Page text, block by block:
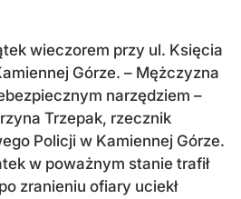
wieczorem przy ul. Księcia
Górze. – Mężczyzna
narzędziem –
Trzepak, rzecznik
Policji w Kamiennej Górze.
w poważnym stanie trafił
zranieniu ofiary uciekł